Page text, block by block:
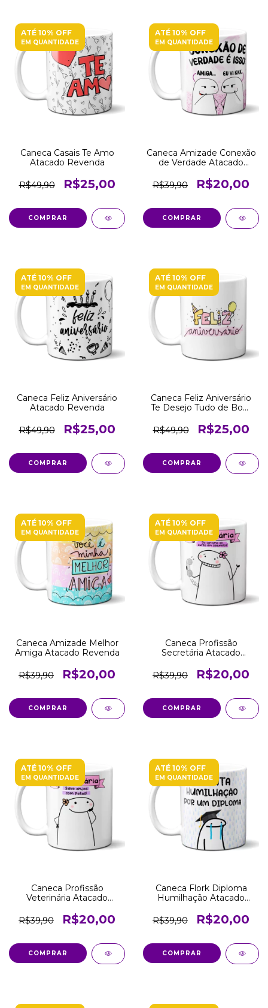
ATÉ 10% OFF
EM QUANTIDADE
Caneca Casais Te Amo
Atacado Revenda
R$49,90 R$25,00
COMPRAR
ATÉ 10% OFF
EM QUANTIDADE
Caneca Amizade Conexão
de Verdade Atacado
R$39,90
R$20,00
COMPRAR
ATÉ 10% OFF
EM QUANTIDADE
Caneca Feliz Aniversário
Atacado Revenda
R$49,90 R$25,00
COMPRAR
ATÉ 10% OFF
EM QUANTIDADE
Caneca Feliz Aniversário
Te Desejo Tudo de Bom
R$49,90
R$25,00
COMPRAR
ATÉ 10% OFF
EM QUANTIDADE
Caneca Amizade Melhor
Amiga Atacado Revenda
R$39,90 R$20,00
COMPRAR
ATÉ 10% OFF
EM QUANTIDADE
Caneca Profissão
Secretária Atacado
R$39,90
R$20,00
COMPRAR
ATÉ 10% OFF
EM QUANTIDADE
Caneca Profissão
Veterinária Atacado
R$39,90
R$20,00
COMPRAR
ATÉ 10% OFF
EM QUANTIDADE
Caneca Flork Diploma
Humilhação Atacado
R$39,90
R$20,00
COMPRAR